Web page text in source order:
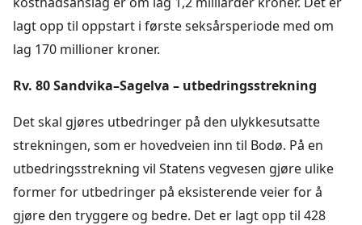
lagt opp til oppstart i første seksårsperiode med om
lag 170 millioner kroner.
Rv. 80 Sandvika–Sagelva – utbedringsstrekning
Det skal gjøres utbedringer på den ulykkesutsatte
strekningen, som er hovedveien inn til Bodø. På en
utbedringsstrekning vil Statens vegvesen gjøre ulike
former for utbedringer på eksisterende veier for å
gjøre den tryggere og bedre. Det er lagt opp til 428